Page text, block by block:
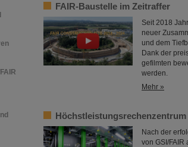
FAIR-Baustelle im Zeitraffer
Seit 2018
neuer
und dem
Dank der
gefilmten
werden.
Mehr »
Nach der
von GSI/